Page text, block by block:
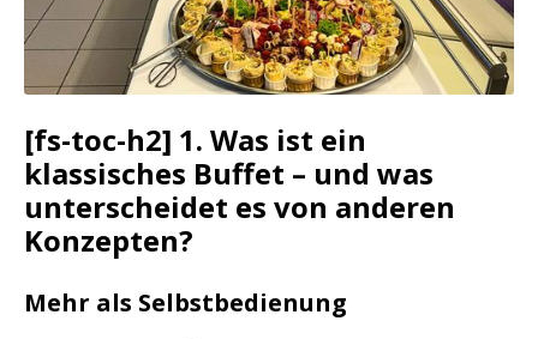
[fs-toc-h2] 1. Was ist ein
klassisches Buffet – und was
unterscheidet es von anderen
Konzepten?
Mehr als Selbstbedienung